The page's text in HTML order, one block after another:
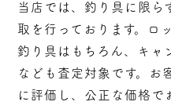
当店では、釣り具に限ら
取を行っております。ロ
釣り具はもちろん、キャ
なども査定対象です。お
に評価し、公正な価格で